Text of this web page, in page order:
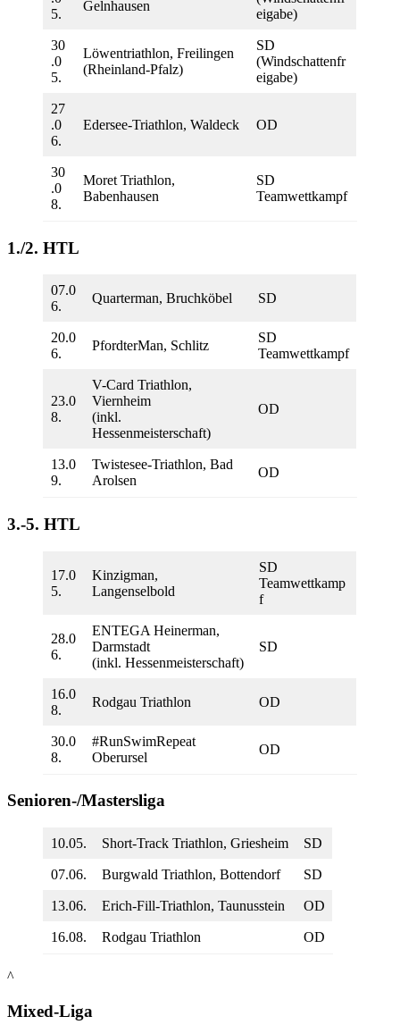
5.
Gelnhausen
eigabe)
30
.0
5.
Löwentriathlon, Freilingen
(Rheinland-Pfalz)
SD
(Windschattenfr
eigabe)
27
.0
6.
Edersee-Triathlon, Waldeck OD
30
.0
8.
Moret Triathlon,
Babenhausen
SD
Teamwettkampf
1./2. HTL
07.0
6.
Quarterman, Bruchköbel SD
20.0
6.
PfordterMan, Schlitz
SD
Teamwettkampf
23.0
8.
V-Card Triathlon,
Viernheim
(inkl.
Hessenmeisterschaft)
OD
13.0
9.
Twistesee-Triathlon, Bad
Arolsen
OD
3.-5. HTL
17.0
5.
Kinzigman,
Langenselbold
SD
Teamwettkamp
f
28.0
6.
ENTEGA Heinerman,
Darmstadt
(inkl. Hessenmeisterschaft)
SD
16.0
8.
Rodgau Triathlon OD
30.0
8.
#RunSwimRepeat
Oberursel
OD
Senioren-/Mastersliga
10.05. Short-Track Triathlon, Griesheim SD
07.06. Burgwald Triathlon, Bottendorf SD
13.06. Erich-Fill-Triathlon, Taunusstein OD
16.08. Rodgau Triathlon OD
^
Mixed-Liga